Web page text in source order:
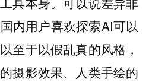
内用户喜欢探索AI可以
至于以假乱真的风格，
摄影效果、人类手绘的